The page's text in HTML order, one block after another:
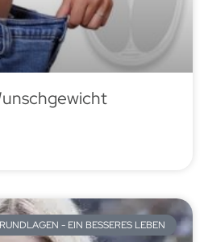
- EIN BESSERES LEBEN